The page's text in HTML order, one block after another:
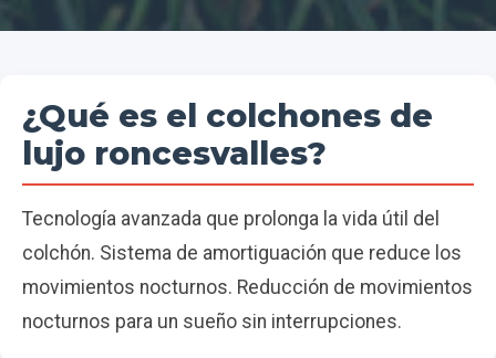
¿Qué es el colchones de
lujo roncesvalles?
Tecnología avanzada que prolonga la vida útil del
colchón. Sistema de amortiguación que reduce los
movimientos nocturnos. Reducción de movimientos
nocturnos para un sueño sin interrupciones.